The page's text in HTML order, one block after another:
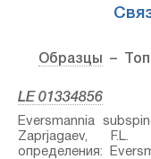
Образцы –
LE 01334856
Eversmannia
Zaprjagaev, F.L.
определения: